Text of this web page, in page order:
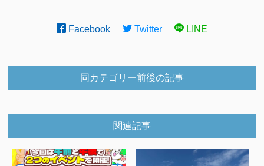
Facebook Twitter LINE
同カテゴリー前後の記事
関連記事